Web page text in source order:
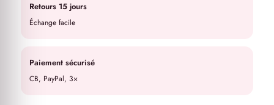
Retours 15 jours
Échange facile
Paiement sécurisé
CB, PayPal, 3×